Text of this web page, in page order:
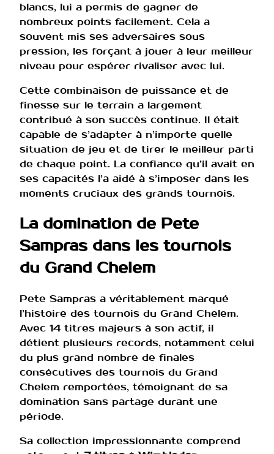
blancs, lui a permis de gagner de
nombreux points facilement. Cela a
souvent mis ses adversaires sous
pression, les forçant à jouer à leur meilleur
niveau pour espérer rivaliser avec lui.
Cette combinaison de puissance et de
finesse sur le terrain a largement
contribué à son succès continue. Il était
capable de s’adapter à n’importe quelle
situation de jeu et de tirer le meilleur parti
de chaque point. La confiance qu’il avait en
ses capacités l’a aidé à s’imposer dans les
moments cruciaux des grands tournois.
La domination de Pete
Sampras dans les tournois
du Grand Chelem
Pete Sampras a véritablement marqué
l’histoire des tournois du Grand Chelem.
Avec 14 titres majeurs à son actif, il
détient plusieurs records, notamment celui
du plus grand nombre de finales
consécutives des tournois du Grand
Chelem remportées, témoignant de sa
domination sans partage durant une
période.
Sa collection impressionnante comprend